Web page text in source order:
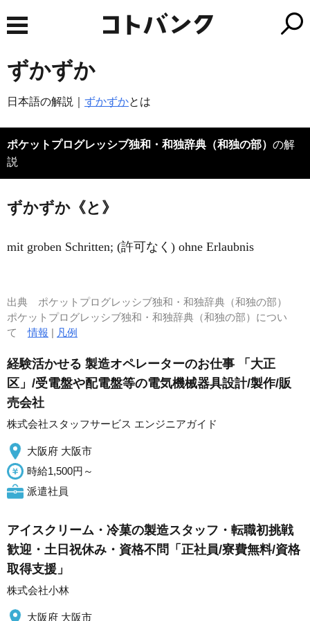
ずかずか
日本語の解説｜ ずかずかとは
ポケットプログレッシブ独和・和独辞典（和独の部） の解
説
ずかずか《と》
mit groben Schritten; (許可なく) ohne Erlaubnis
出典 ポケットプログレッシブ独和・和独辞典（和独の部）
ポケットプログレッシブ独和・和独辞典（和独の部）につい
て情報 | 凡例
経験活かせる 製造オペレーターのお仕事 「大正
区」/受電盤や配電盤等の電気機械器具設計/製作/販
売会社
株式会社スタッフサービス エンジニアガイド
大阪府 大阪市
時給1,500円～
派遣社員
アイスクリーム・冷菓の製造スタッフ・転職初挑戦
歓迎・土日祝休み・資格不問「正社員/寮費無料/資格
取得支援」
株式会社小林
大阪府 大阪市